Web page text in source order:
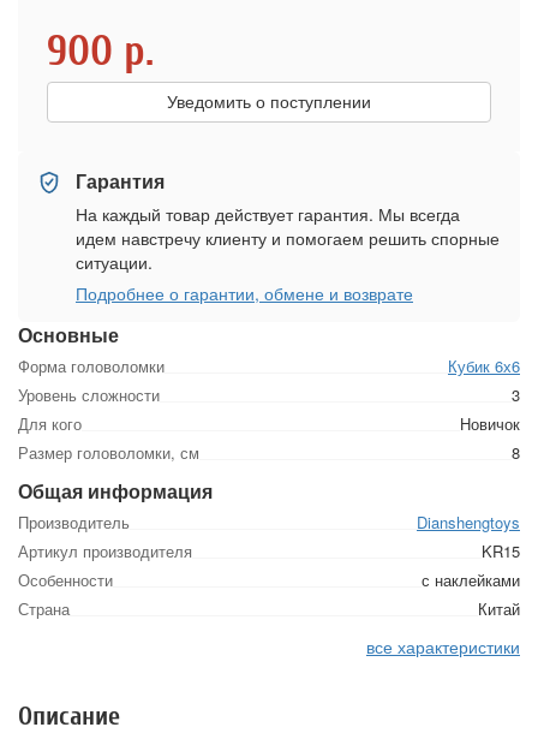
Основные
Форма головоломки
Кубик 6х6
Уровень сложности
3
Для кого
Новичок
Размер головоломки, см
8
Общая информация
Производитель
Dianshengtoys
Артикул производителя
KR15
Особенности
с наклейками
Страна
Китай
все характеристики
900 р.
Уведомить о поступлении
Гарантия
На каждый товар действует гарантия. Мы всегда
идем навстречу клиенту и помогаем решить спорные
ситуации.
Подробнее о гарантии, обмене и возврате
Описание